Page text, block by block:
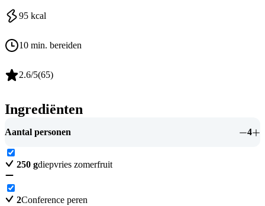
95 kcal
10 min. bereiden
2.6/5(65)
Ingrediënten
Aantal personen 4
250 gdiepvries zomerfruit
2Conference peren